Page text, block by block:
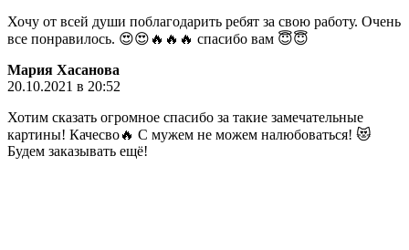
Хочу от всей души поблагодарить ребят за свою работу. Очень
все понравилось. 😍😍🔥🔥🔥 спасибо вам 😇😇
Мария Хасанова
20.10.2021 в 20:52
Хотим сказать огромное спасибо за такие замечательные
картины! Качесво🔥 С мужем не можем налюбоваться! 😻
Будем заказывать ещё!